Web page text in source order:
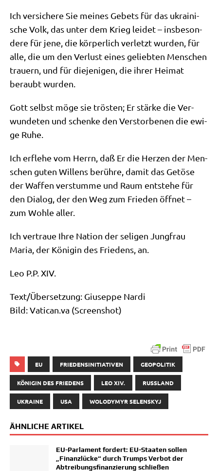
Ich ver­si­che­re Sie mei­nes Gebets für das ukrai­ni­
sche Volk, das unter dem Krieg lei­det – ins­be­son­
de­re für jene, die kör­per­lich ver­letzt wur­den, für
alle, die um den Ver­lust eines gelieb­ten Men­schen
trau­ern, und für die­je­ni­gen, die ihrer Hei­mat
beraubt wurden.
Gott selbst möge sie trö­sten; Er stär­ke die Ver­
wun­de­ten und schen­ke den Ver­stor­be­nen die ewi­
ge Ruhe.
Ich erfle­he vom Herrn, daß Er die Her­zen der Men­
schen guten Wil­lens berüh­re, damit das Getö­se
der Waf­fen ver­stum­me und Raum ent­ste­he für
den Dia­log, der den Weg zum Frie­den öff­net –
zum Woh­le aller.
Ich ver­traue Ihre Nati­on der seli­gen Jung­frau
Maria, der Köni­gin des Frie­dens, an.
Leo P.P. XIV.
Text/​Übersetzung: Giu­sep­pe Nar­di
Bild: Vati​can​.va (Screen­shot)
EU FRIEDENSINITIATIVEN GEOPOLITIK
KÖNIGIN DES FRIEDENS LEO XIV. RUSSLAND
UKRAINE USA WOLODYMYR SELENSKYJ
ÄHNLICHE ARTIKEL
EU-Parlament fordert: EU-Staaten sollen
„Finanzlücke“ durch Trumps Verbot der
Abtreibungsfinanzierung schließen